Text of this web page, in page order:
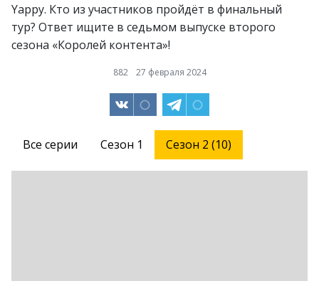
Yappy. Кто из участников пройдёт в финальный
тур? Ответ ищите в седьмом выпуске второго
сезона «Королей контента»!
882 27 февраля 2024
Все серии Сезон 1 Сезон 2 (10)